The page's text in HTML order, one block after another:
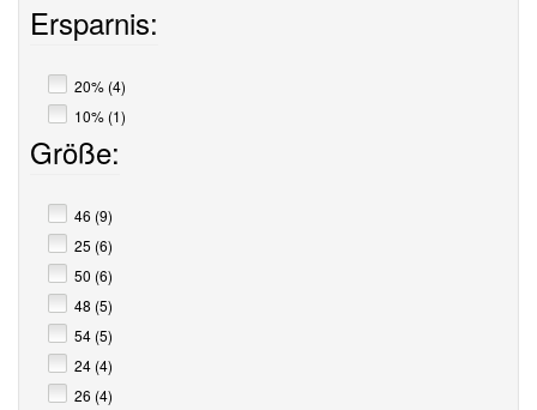
Ersparnis:
20% (4)
10% (1)
Größe:
46 (9)
25 (6)
50 (6)
48 (5)
54 (5)
24 (4)
26 (4)